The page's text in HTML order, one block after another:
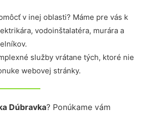
v inej oblasti? Máme pre vás k
vodoinštalatéra, murára a
služby vrátane tých, ktoré nie
webovej stránky.
Dúbravka? Ponúkame vám